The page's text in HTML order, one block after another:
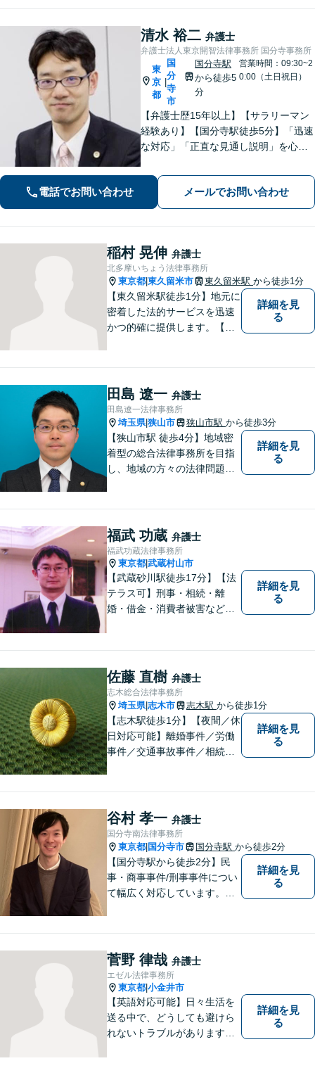
清水 裕二 弁護士
弁護士法人東京開智法律事務所 国分寺事務所
東
京
都
|
国
分
寺
市
国分寺駅
から徒歩5
分
営業時間：09:30~2
0:00（土日祝日）
【弁護士歴15年以上】【サラリーマン
経験あり】【国分寺駅徒歩5分】「迅速
な対応」「正直な見通し説明」を心が
はじめ、私生活で生じるさまざまな悩
みに寄り添います！一人ひとりに最適
な解決策をご提案。【夜間・休日相談
可】
電話でお問い合わせ メールでお問い合わせ
稲村 晃伸 弁護士
北多摩いちょう法律事務所
東京都 東久留米市 東久留米駅 から徒歩1分
【東久留米駅徒歩1分】地元に
密着した法的サービスを迅速
かつ的確に提供します。【当
納得のいく解決を目指して、
全力を尽くします。【法テラ
ス利用可能】
詳細を見
る
田島 遼一 弁護士
田島遼一法律事務所
埼玉県|狭山市 狭山市駅 から徒歩3分
【狭山市駅 徒歩4分】地域密
着型の総合法律事務所を目指
し、地域の方々の法律問題を
気軽にご相談ください。
詳細を見
る
福武 功蔵 弁護士
福武功蔵法律事務所
東京都 武蔵村山市
【武蔵砂川駅徒歩17分】【法
テラス可】刑事・相続・離
婚・借金・消費者被害など、
味方となり、しかるべき方向
へと導いてまいります。まず
はお気軽にご相談ください。
詳細を見
る
佐藤 直樹 弁護士
志木総合法律事務所
埼玉県|志木市 志木駅 から徒歩1分
【志木駅徒歩1分】【夜間／休
日対応可能】離婚事件／労働
事件／交通事故事件／相続事
律相談・打ち合わせに力を入
れています。【万全のコロナ
対策】お気軽にご相談くださ
い。
詳細を見
る
谷村 孝一 弁護士
国分寺南法律事務所
東京都 国分寺市 国分寺駅 から徒歩2分
【国分寺駅から徒歩2分】民
事・商事事件/刑事事件につい
て幅広く対応しています。ま
詳細を見
る
菅野 律哉 弁護士
エゼル法律事務所
東京都 小金井市
【英語対応可能】日々生活を
送る中で、どうしても避けら
れないトラブルがあります。
詳細を見
る